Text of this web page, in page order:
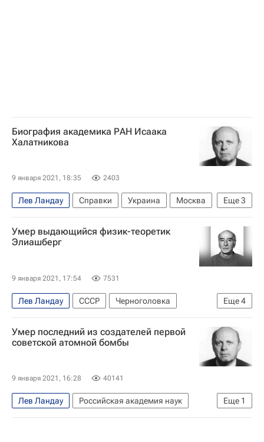
Биография академика РАН Исаака
Халатникова
9 января 2021, 18:35 2403
Еще3
Лев Ландау Справки Украина
Москва
Российская академия наук
Московский физико-технический институт
Умер выдающийся физик-теоретик
Элиашберг
9 января 2021, 17:54 7531
Еще4
Лев Ландау СССР
Черноголовка
Российская академия наук
Владимир Ленин (Владимир Ульянов)
Умер последний из создателей первой
советской атомной бомбы
9 января 2021, 16:28 40141
Еще 1
Лев Ландау
Российская академия наук
Открытия - РИА Наука